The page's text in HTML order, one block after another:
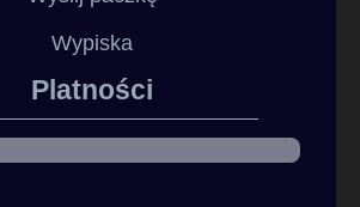
Wypiska
Platności